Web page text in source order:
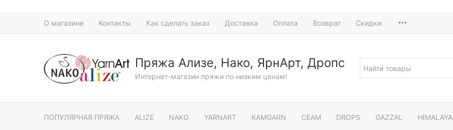
О магазине Контакты Как сделать заказ Доставка Оплата Возврат Скидки
Пряжа Ализе, Нако, ЯрнАрт, Дропс
Интернет-магазин пряжи по низким ценам!
ПОПУЛЯРНАЯ ПРЯЖА ALIZE NAKO YARNART KAMGARN СЕАМ DROPS GAZZAL HIMALAYA